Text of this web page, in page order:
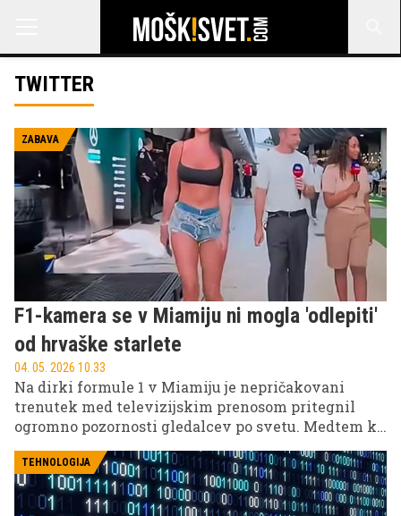
TWITTER
ZABAVA
F1-kamera se v Miamiju ni mogla 'odlepiti'
od hrvaške starlete
04. 05. 2026 10.33
Na dirki formule 1 v Miamiju je nepričakovani
trenutek med televizijskim prenosom pritegnil
ogromno pozornosti gledalcev po svetu. Medtem ko
stopila Ivana Knoll, znana navijačica, kar je
povzročilo val odzivov na družbenih omrežjih in
sprožilo zabavne komentarje o snemalcu.
TEHNOLOGIJA